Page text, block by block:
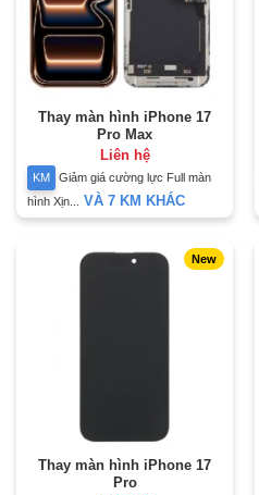
Thay màn hình iPhone 17
Pro Max
Liên hệ
KM
Giảm giá cường lực Full màn
hình Xịn...
VÀ 7 KM KHÁC
New
Thay màn hình iPhone 17
Pro